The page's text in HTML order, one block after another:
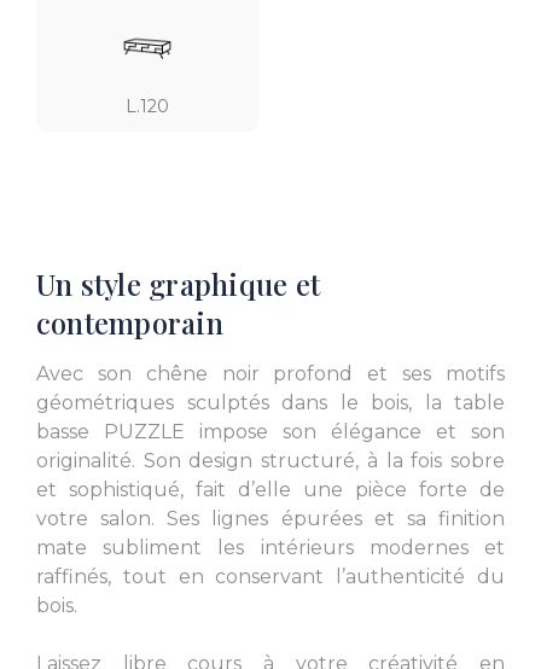
L.120
Un style graphique et
contemporain
Avec son chêne noir profond et ses motifs
géométriques sculptés dans le bois, la table
basse PUZZLE impose son élégance et son
originalité. Son design structuré, à la fois sobre
et sophistiqué, fait d’elle une pièce forte de
votre salon. Ses lignes épurées et sa finition
mate subliment les intérieurs modernes et
raffinés, tout en conservant l’authenticité du
bois.
Laissez libre cours à votre créativité en